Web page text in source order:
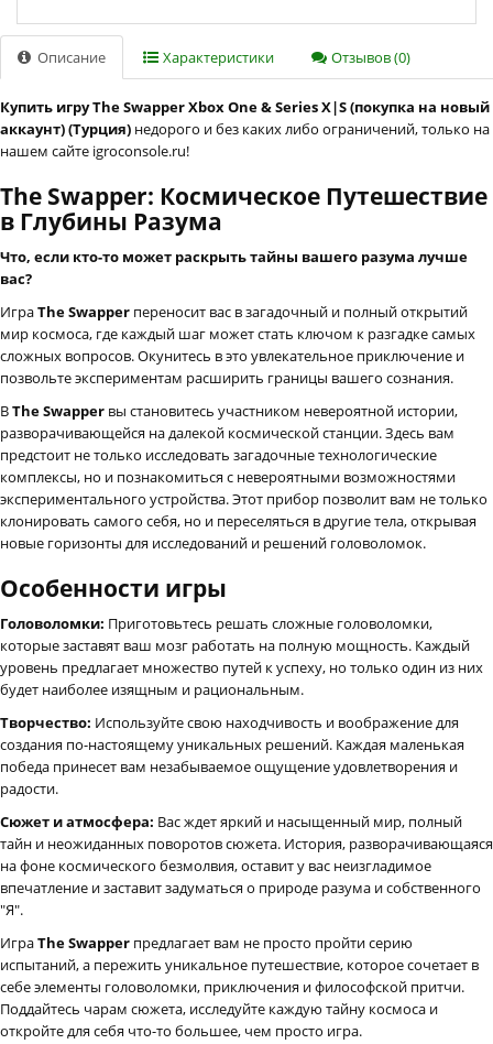
Описание Характеристики Отзывов (0)
Купить игру The Swapper Xbox One & Series X|S (покупка на новый
аккаунт) (Турция) недорого и без каких либо ограничений, только на
нашем сайте igroconsole.ru!
The Swapper: Космическое Путешествие
в Глубины Разума
Что, если кто-то может раскрыть тайны вашего разума лучше
вас?
ИграThe Swapper переносит вас в загадочный и полный открытий
мир космоса, где каждый шаг может стать ключом к разгадке самых
сложных вопросов. Окунитесь в это увлекательное приключение и
позвольте экспериментам расширить границы вашего сознания.
ВThe Swapper вы становитесь участником невероятной истории,
разворачивающейся на далекой космической станции. Здесь вам
предстоит не только исследовать загадочные технологические
комплексы, но и познакомиться с невероятными возможностями
экспериментального устройства. Этот прибор позволит вам не только
клонировать самого себя, но и переселяться в другие тела, открывая
новые горизонты для исследований и решений головоломок.
Особенности игры
Головоломки: Приготовьтесь решать сложные головоломки,
которые заставят ваш мозг работать на полную мощность. Каждый
уровень предлагает множество путей к успеху, но только один из них
будет наиболее изящным и рациональным.
Творчество: Используйте свою находчивость и воображение для
создания по-настоящему уникальных решений. Каждая маленькая
победа принесет вам незабываемое ощущение удовлетворения и
радости.
Сюжет и атмосфера: Вас ждет яркий и насыщенный мир, полный
тайн и неожиданных поворотов сюжета. История, разворачивающаяся
на фоне космического безмолвия, оставит у вас неизгладимое
впечатление и заставит задуматься о природе разума и собственного
"Я".
ИграThe Swapper предлагает вам не просто пройти серию
испытаний, а пережить уникальное путешествие, которое сочетает в
себе элементы головоломки, приключения и философской притчи.
Поддайтесь чарам сюжета, исследуйте каждую тайну космоса и
откройте для себя что-то большее, чем просто игра.